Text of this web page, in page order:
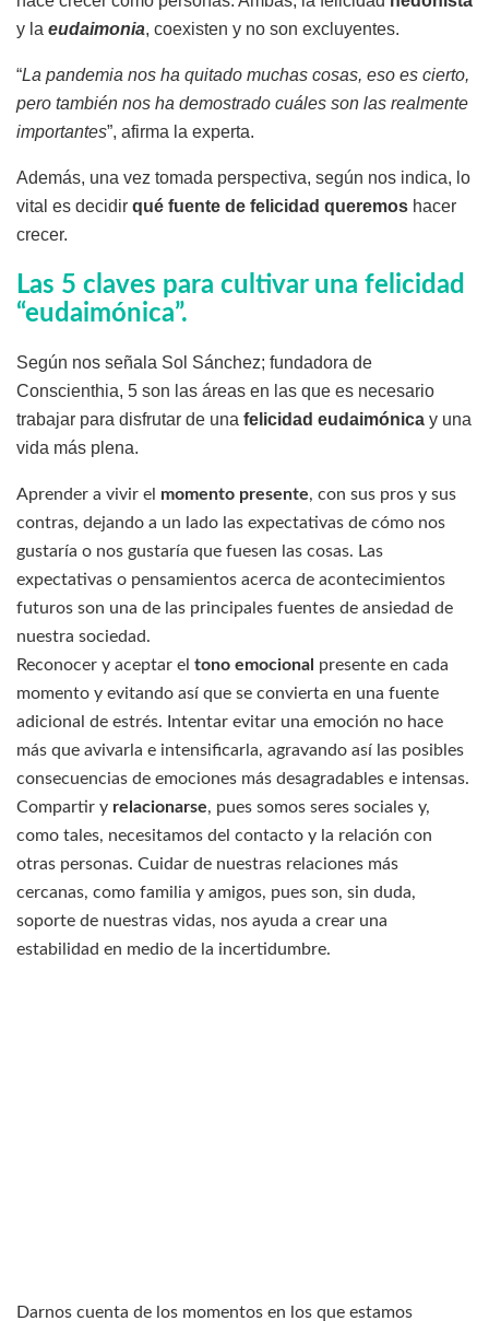
y la eudaimonia, coexisten y no son excluyentes.
“La pandemia nos ha quitado muchas cosas, eso es cierto,
pero también nos ha demostrado cuáles son las realmente
importantes”, afirma la experta.
Además, una vez tomada perspectiva, según nos indica, lo
vital es decidir qué fuente de felicidad queremos hacer
crecer.
Las 5 claves para cultivar una felicidad
“eudaimónica”.
Según nos señala Sol Sánchez; fundadora de
Conscienthia, 5 son las áreas en las que es necesario
trabajar para disfrutar de una felicidad eudaimónica y una
vida más plena.
Aprender a vivir el momento presente, con sus pros y sus
contras, dejando a un lado las expectativas de cómo nos
gustaría o nos gustaría que fuesen las cosas. Las
expectativas o pensamientos acerca de acontecimientos
futuros son una de las principales fuentes de ansiedad de
nuestra sociedad.
Reconocer y aceptar el tono emocional presente en cada
momento y evitando así que se convierta en una fuente
adicional de estrés. Intentar evitar una emoción no hace
más que avivarla e intensificarla, agravando así las posibles
consecuencias de emociones más desagradables e intensas.
Compartir y relacionarse, pues somos seres sociales y,
como tales, necesitamos del contacto y la relación con
otras personas. Cuidar de nuestras relaciones más
cercanas, como familia y amigos, pues son, sin duda,
soporte de nuestras vidas, nos ayuda a crear una
estabilidad en medio de la incertidumbre.
Darnos cuenta de los momentos en los que estamos